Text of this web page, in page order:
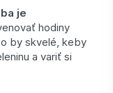
je
hodiny
by skvelé, keby
a variť si